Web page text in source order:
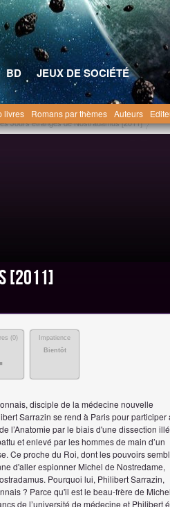
BD
JEUX DE SOCIÉTÉ
livres Romans par thèmes Auteurs
Jours étranges de Nostradamus [2011]
[2011]
(0)
Impatience
Bientôt
disciple de la médecine nouvelle
Sarrazin se rend à Paris pour participer
l’Anatomie par le biais d'une dissection
et enlevé par les hommes de main d’un
Ce proche du Roi, dont les pouvoirs
d'aller espionner Michel de Nostredame,
Pourquoi lui, Philibert Sarrazin,
? Parce qu'il est le beau-frère de
de l’université de médecine et Philibert